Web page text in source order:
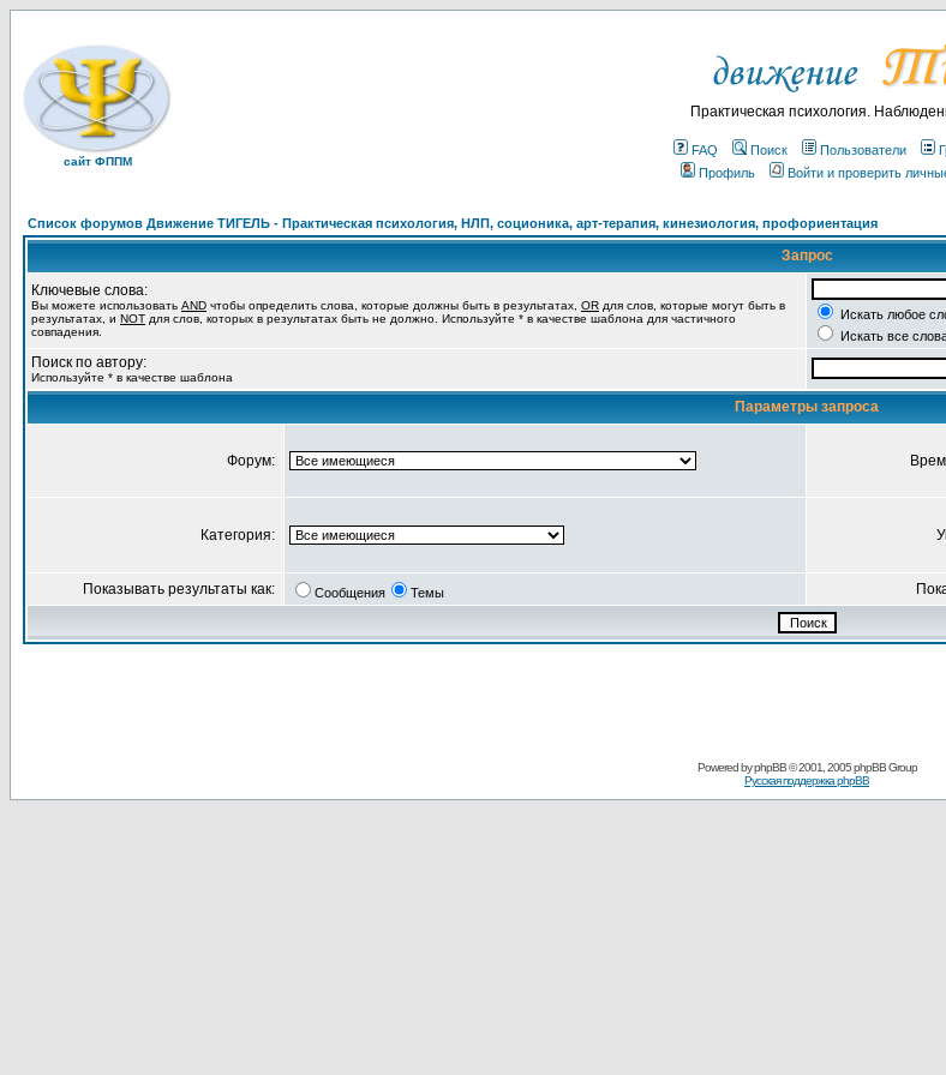
сайт ФППМ
Практическая психология.
FAQ Поиск Пользователи
Профиль
Войти и проверить
Список форумов Движение ТИГЕЛЬ - Практическая психология, НЛП, соционика, арт-терапия, кинезиология, профориентация
Запрос
Ключевые слова:
Вы можете использовать AND чтобы определить слова, которые должны быть в результатах, OR для слов, которые могут быть в
результатах, и NOT для слов, которых в результатах быть не должно. Используйте * в качестве шаблона для частичного
совпадения.
Искать любое
Искать все
Поиск по автору:
Используйте * в качестве шаблона
Параметры запроса
Форум:
Категория:
Показывать результаты как: Сообщения Темы
Powered byphpBB© 2001, 2005 phpBB Group
Русская поддержка phpBB